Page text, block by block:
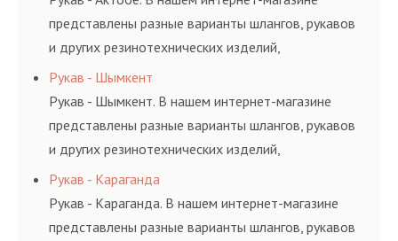
представлены разные варианты шлангов, рукавов
и других резинотехнических изделий,
соответствующих ГОСТам, техническим условиям
и нормативам.
Рукав - Шымкент
Рукав - Шымкент. В нашем интернет-магазине
представлены разные варианты шлангов, рукавов
и других резинотехнических изделий,
соответствующих ГОСТам, техническим условиям
и нормативам.
Рукав - Караганда
Рукав - Караганда. В нашем интернет-магазине
представлены разные варианты шлангов, рукавов